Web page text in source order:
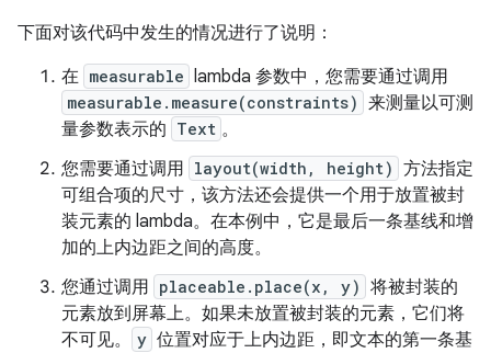
下面对该代码中发生的情况进行了说明：
在 measurable lambda 参数中，您需要通过调用
measurable.measure(constraints) 来测量以可测
量参数表示的 Text 。
您需要通过调用 layout(width, height) 方法指定
可组合项的尺寸，该方法还会提供一个用于放置被封
装元素的 lambda。在本例中，它是最后一条基线和增
加的上内边距之间的高度。
您通过调用 placeable.place(x, y) 将被封装的
元素放到屏幕上。如果未放置被封装的元素，它们将
不可见。
y 位置对应于上内边距，即文本的第一条基